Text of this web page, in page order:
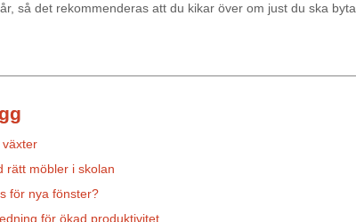
så det rekommenderas att du kikar över om just du ska byta.
rätt möbler i skolan
för nya fönster?
för ökad produktivitet